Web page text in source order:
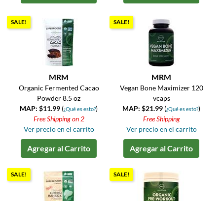
SALE!
MRM
Organic Fermented Cacao
Powder 8.5 oz
MAP: $11.99 (¿Qué es esto?)
Free Shipping on 2
Ver precio en el carrito
Agregar al Carrito
SALE!
MRM
Vegan Bone Maximizer 120
vcaps
MAP: $21.99 (¿Qué es esto?)
Free Shipping
Ver precio en el carrito
Agregar al Carrito
SALE! SALE!